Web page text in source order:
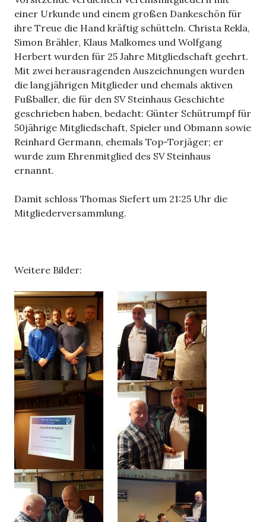
einer Urkunde und einem großen Dankeschön für
ihre Treue die Hand kräftig schütteln. Christa Rekla,
Simon Brähler, Klaus Malkomes und Wolfgang
Herbert wurden für 25 Jahre Mitgliedschaft geehrt.
Mit zwei herausragenden Auszeichnungen wurden
die langjährigen Mitglieder und ehemals aktiven
Fußballer, die für den SV Steinhaus Geschichte
geschrieben haben, bedacht: Günter Schütrumpf für
50jährige Mitgliedschaft, Spieler und Obmann sowie
Reinhard Germann, ehemals Top-Torjäger; er
wurde zum Ehrenmitglied des SV Steinhaus
ernannt.
Damit schloss Thomas Siefert um 21:25 Uhr die
Mitgliederversammlung.
Weitere Bilder: